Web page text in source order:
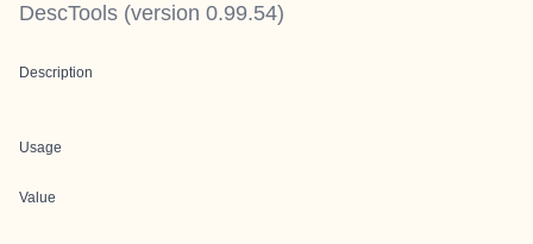
DescTools (version 0.99.54)
Description
Usage
Value